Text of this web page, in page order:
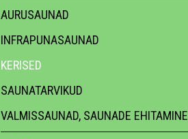
AURUSAUNAD
INFRAPUNASAUNAD
KERISED
SAUNATARVIKUD
VALMISSAUNAD, SAUNADE EHITAMINE